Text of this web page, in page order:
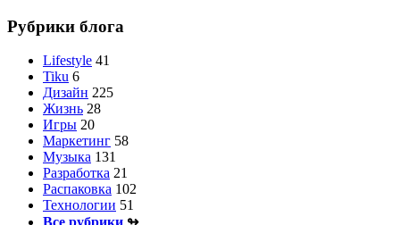
Рубрики блога
Lifestyle 41
Tiku 6
Дизайн 225
Жизнь 28
Игры 20
Маркетинг 58
Музыка 131
Разработка 21
Распаковка 102
Технологии 51